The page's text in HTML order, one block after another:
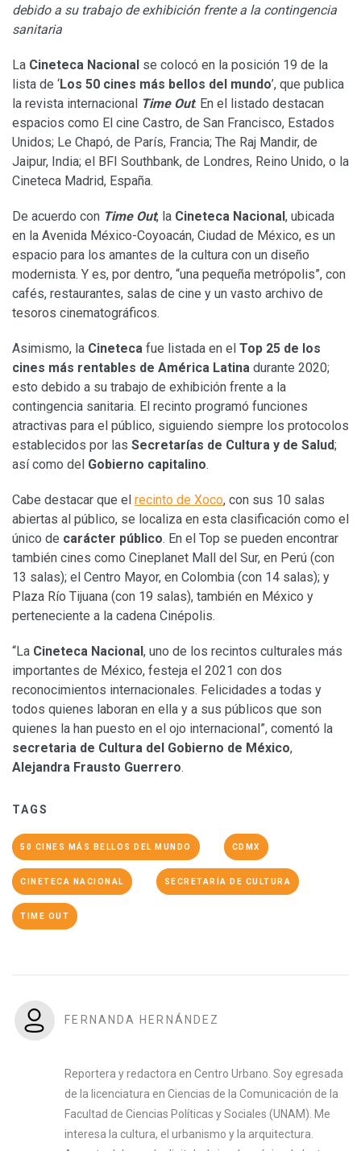
debido a su trabajo de exhibición frente a la contingencia
sanitaria
La Cineteca Nacional se colocó en la posición 19 de la
lista de ‘Los 50 cines más bellos del mundo’, que publica
la revista internacional Time Out. En el listado destacan
espacios como El cine Castro, de San Francisco, Estados
Unidos; Le Chapó, de París, Francia; The Raj Mandir, de
Jaipur, India; el BFI Southbank, de Londres, Reino Unido, o la
Cineteca Madrid, España.
De acuerdo con Time Out, la Cineteca Nacional, ubicada
en la Avenida México-Coyoacán, Ciudad de México, es un
espacio para los amantes de la cultura con un diseño
modernista. Y es, por dentro, “una pequeña metrópolis”, con
cafés, restaurantes, salas de cine y un vasto archivo de
tesoros cinematográficos.
Asimismo, la Cineteca fue listada en el Top 25 de los
cines más rentables de América Latina durante 2020;
esto debido a su trabajo de exhibición frente a la
contingencia sanitaria. El recinto programó funciones
atractivas para el público, siguiendo siempre los protocolos
establecidos por las Secretarías de Cultura y de Salud;
así como del Gobierno capitalino.
Cabe destacar que el recinto de Xoco, con sus 10 salas
abiertas al público, se localiza en esta clasificación como el
único de carácter público. En el Top se pueden encontrar
también cines como Cineplanet Mall del Sur, en Perú (con
13 salas); el Centro Mayor, en Colombia (con 14 salas); y
Plaza Río Tijuana (con 19 salas), también en México y
perteneciente a la cadena Cinépolis.
“La Cineteca Nacional, uno de los recintos culturales más
importantes de México, festeja el 2021 con dos
reconocimientos internacionales. Felicidades a todas y
todos quienes laboran en ella y a sus públicos que son
quienes la han puesto en el ojo internacional”, comentó la
secretaria de Cultura del Gobierno de México,
Alejandra Frausto Guerrero.
TAGS
50 CINES MÁS BELLOS DEL MUNDO CDMX
CINETECA NACIONAL SECRETARÍA DE CULTURA
TIME OUT
FERNANDA HERNÁNDEZ
Reportera y redactora en Centro Urbano. Soy egresada
de la licenciatura en Ciencias de la Comunicación de la
Facultad de Ciencias Políticas y Sociales (UNAM). Me
interesa la cultura, el urbanismo y la arquitectura.